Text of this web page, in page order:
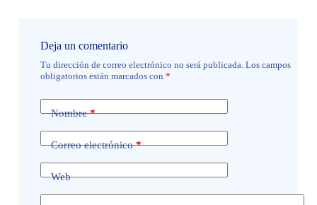
Deja un comentario
Tu dirección de correo electrónico no será publicada. Los campos
obligatorios están marcados con *
Nombre*
Correo electrónico*
Web